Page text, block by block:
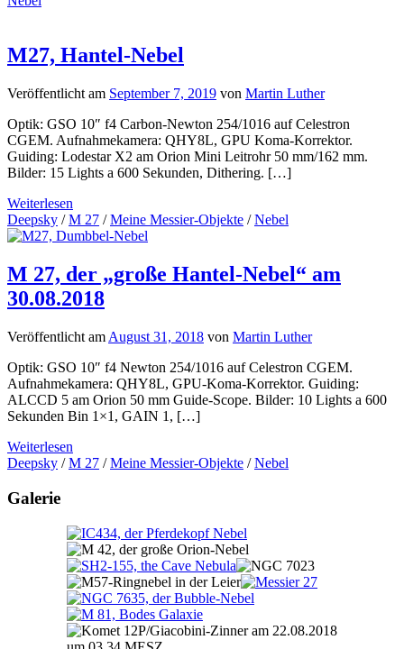
M27, Hantel-Nebel
Veröffentlicht am September 7, 2019 von Martin Luther
Optik: GSO 10″ f4 Carbon-Newton 254/1016 auf Celestron
CGEM. Aufnahmekamera: QHY8L, GPU Koma-Korrektor.
Guiding: Lodestar X2 am Orion Mini Leitrohr 50 mm/162 mm.
Bilder: 15 Lights a 600 Sekunden, Dithering. […]
Weiterlesen
Deepsky /M 27 /Meine Messier-Objekte /Nebel
M 27, der „große Hantel-Nebel“ am
30.08.2018
Veröffentlicht am August 31, 2018 von Martin Luther
Optik: GSO 10″ f4 Newton 254/1016 auf Celestron CGEM.
Aufnahmekamera: QHY8L, GPU-Koma-Korrektor. Guiding:
ALCCD 5 am Orion 50 mm Guide-Scope. Bilder: 10 Lights a 600
Sekunden Bin 1×1, GAIN 1, […]
Weiterlesen
Deepsky /M 27 /Meine Messier-Objekte /Nebel
Galerie